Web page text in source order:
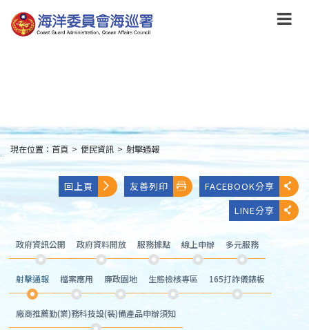
到
主
:::
現在位置： 首頁 > 便民資訊 > 射擊通報
回上頁 友善列印
FACEBOOK分享
LINE分享
政府資訊公開 政府資料開放 服務據點 線上申辦 多元服務
射擊通報 檔案應用 廉政園地 生態檢核專區 165打詐儀錶板
廠商推薦勤(業)務科技設(裝)備產品申辦須知